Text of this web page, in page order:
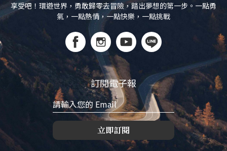
享受吧！環遊世界，勇敢歸零去冒險，踏出夢想的第一步。一點勇
氣，一點熱情，一點快樂，一點挑戰
訂閱電子報
立即訂閱